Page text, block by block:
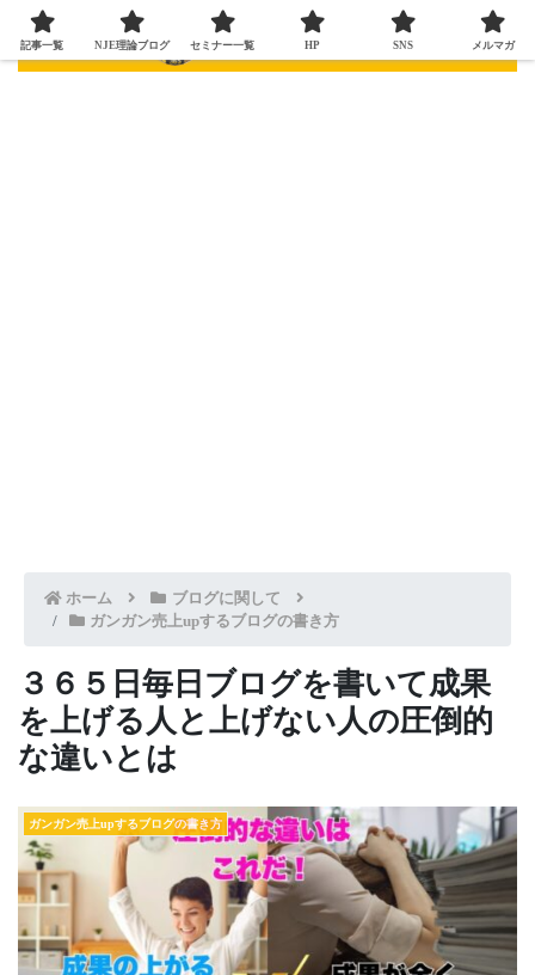
ホーム
ブログに関して
ガンガン売上upするブログの書き方
３６５日毎日ブログを書いて成果
を上げる人と上げない人の圧倒的
な違いとは
ガンガン売上upするブログの書き方
記事一覧 NJE理論ブログ セミナー一覧 HP SNS メルマガ